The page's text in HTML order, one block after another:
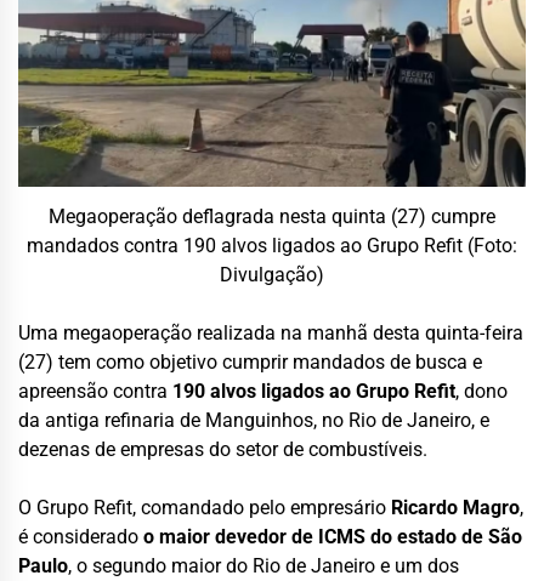
Megaoperação deflagrada nesta quinta (27) cumpre
mandados contra 190 alvos ligados ao Grupo Refit (Foto:
Divulgação)
Uma megaoperação realizada na manhã desta quinta-feira
(27) tem como objetivo cumprir mandados de busca e
apreensão contra 190 alvos ligados ao Grupo Refit, dono
da antiga refinaria de Manguinhos, no Rio de Janeiro, e
dezenas de empresas do setor de combustíveis.
O Grupo Refit, comandado pelo empresário Ricardo Magro,
é considerado o maior devedor de ICMS do estado de São
Paulo, o segundo maior do Rio de Janeiro e um dos